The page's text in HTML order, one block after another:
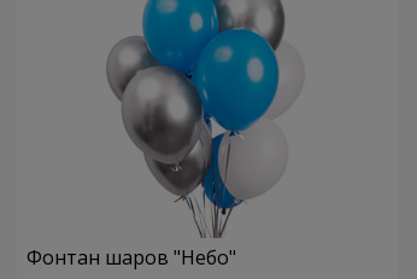
Фонтан шаров "Небо"